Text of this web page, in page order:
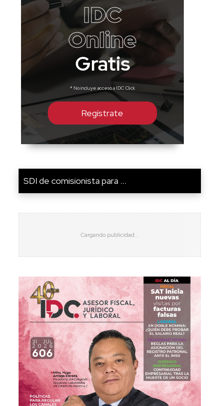
IDC
Online
Gratis
* No incluye acceso a IDC Click
Regístrate
SDI de comisionista para ...